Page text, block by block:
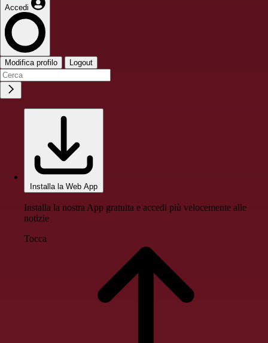
Accedi
Modifica profilo Logout
Installa la Web App
Installa la nostra App gratuita e accedi più velocemente alle
notizie
Tocca